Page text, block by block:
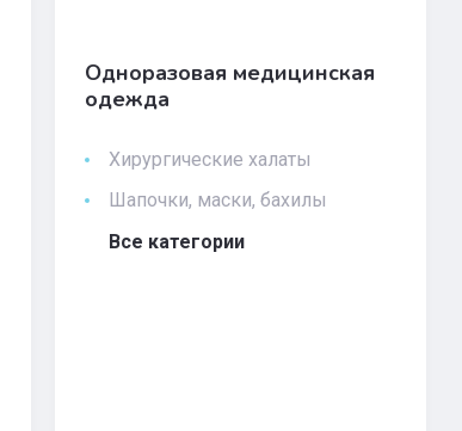
Одноразовая медицинская
одежда
Хирургические халаты
Шапочки, маски, бахилы
Все категории